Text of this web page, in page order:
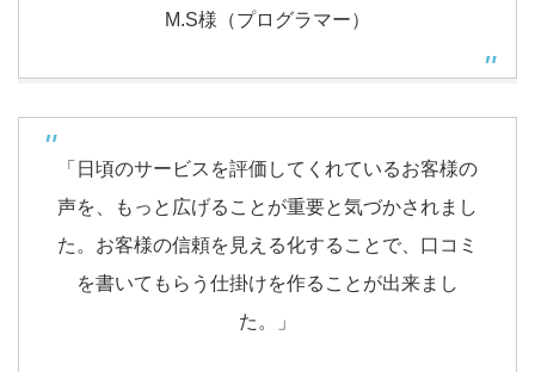
M.S様（プログラマー）
「日頃のサービスを評価してくれているお客様の
声を、もっと広げることが重要と気づかされまし
た。お客様の信頼を見える化することで、口コミ
を書いてもらう仕掛けを作ることが出来まし
た。」